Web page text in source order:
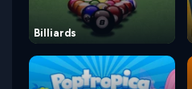
Billiards